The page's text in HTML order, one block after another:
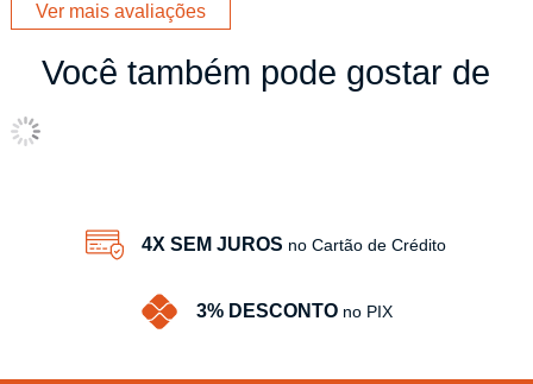
Ver mais avaliações
Você também pode gostar de
4X SEM JUROS no Cartão de Crédito
3% DESCONTO no PIX